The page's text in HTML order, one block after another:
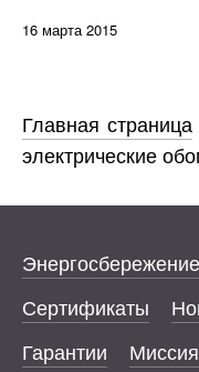
16 марта 2015
Главная страница
электрические
Энергосбережение
Сертификаты
Гарантии